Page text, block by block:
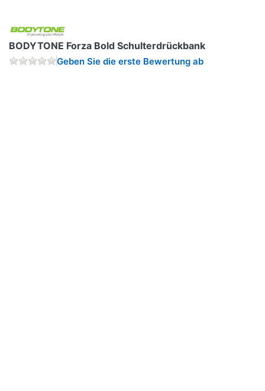
BODYTONE Forza Bold Schulterdrückbank
Geben Sie die erste Bewertung ab